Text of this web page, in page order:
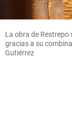
La obra de
gracias a su
Gutiérrez